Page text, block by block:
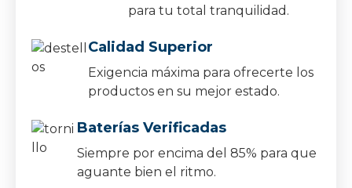
para tu total tranquilidad.
Calidad Superior
Exigencia máxima para ofrecerte los
productos en su mejor estado.
Baterías Verificadas
Siempre por encima del 85% para que
aguante bien el ritmo.